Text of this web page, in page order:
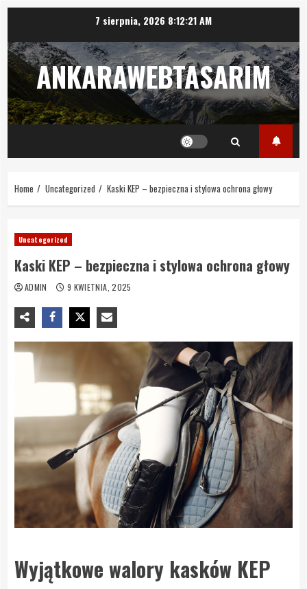
content
7 sierpnia, 2026 8:12:21 AM
ANKARAWEBTASARIM
Home Uncategorized Kaski KEP – bezpieczna i stylowa ochrona głowy
Uncategorized
Kaski KEP – bezpieczna i stylowa ochrona głowy
ADMIN 9 KWIETNIA, 2025
Wyjątkowe walory kasków KEP